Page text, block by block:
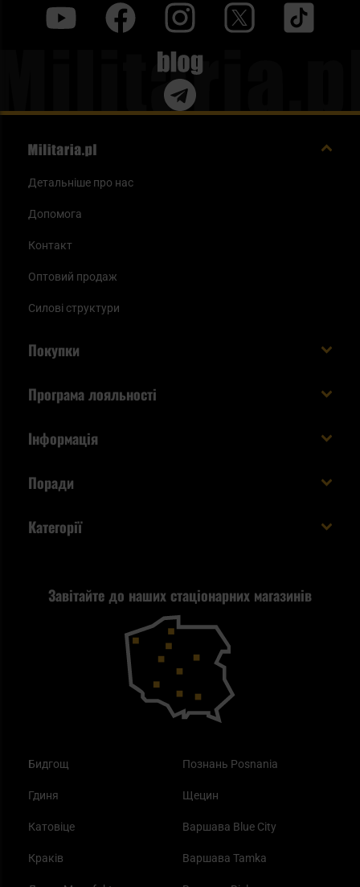
Blog
Детальніше про нас
Допомога
Контакт
Оптовий продаж
Силові структури
Покупки
Способи оплати
Статус замовлення
Tax Free
Програма лояльності
Увійдіть в систему
Завітайте до наших стаціонарних магазинів
Бидгощ
Гдиня
Катовіце
Краків
Познань Posnania
Щецин
Варшава Blue City
Варшава Tamka
Інформація
Політика конфіденційності
Повернення товару
Поради
спакувати?
Blackout - що це таке?
Як працює маска від смогу?
Найкращі спальні мішки на осінь
Категорії
Самозахист